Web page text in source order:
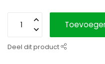
Deel dit product